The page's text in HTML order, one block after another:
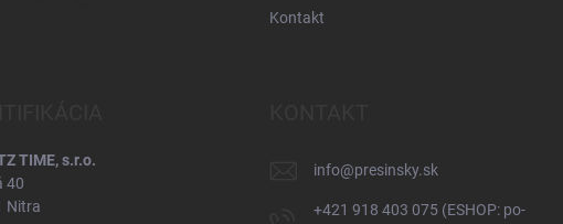
Kontakt
TIME, s.r.o.
40
Nitra
info@presinsky.sk
+421 918 403 075 (ESHOP: po-